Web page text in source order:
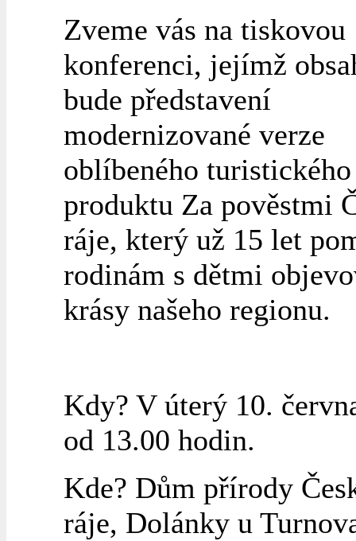
Zveme vás na tiskovou
konferenci, jejímž
bude představení
modernizované verze
oblíbeného turistického
produktu Za pověstmi
ráje, který už 15 let
rodinám s dětmi
krásy našeho regionu.
Kdy? V úterý 10.
od 13.00 hodin.
Kde? Dům přírody
ráje, Dolánky u